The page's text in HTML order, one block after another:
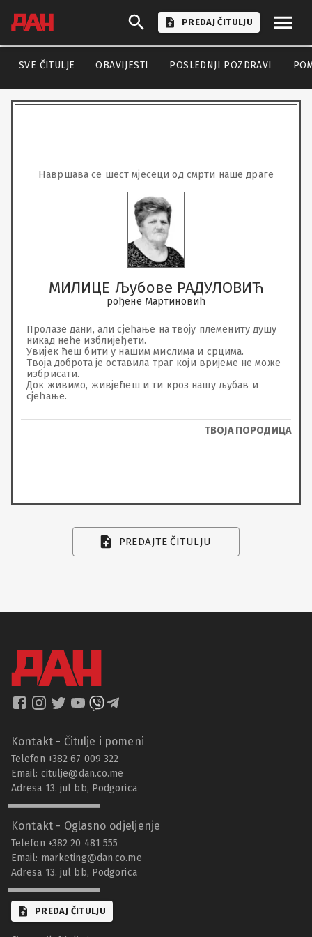
PREDAJ ČITULJU
SVE ČITULJE OBAVIJESTI POSLEDNJI POZDRAVI
Навршава се шест мјесеци од смрти наше драге
МИЛИЦЕ Љубове РАДУЛОВИЋ
рођене Мартиновић
Пролазе дани, али сјећање на твоју племениту душу
никад неће изблијеђети.
Увијек ћеш бити у нашим мислима и срцима.
Твоја доброта је оставила траг који вријеме не може
избрисати.
Док живимо, живјећеш и ти кроз нашу љубав и
сјећање.
ТВОЈА ПОРОДИЦА
PREDAJTE ČITULJU
Kontakt - Čitulje i pomeni
Telefon +382 67 009 322
Email: citulje@dan.co.me
Adresa 13. jul bb, Podgorica
Kontakt - Oglasno odjeljenje
Telefon +382 20 481 555
Email: marketing@dan.co.me
Adresa 13. jul bb, Podgorica
PREDAJ ČITULJU